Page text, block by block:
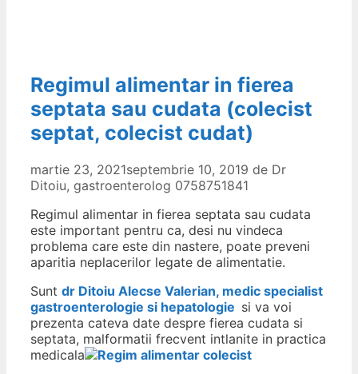
Regimul alimentar in fierea
septata sau cudata (colecist
septat, colecist cudat)
martie 23, 2021septembrie 10, 2019 de Dr
Ditoiu, gastroenterolog 0758751841
Regimul alimentar in fierea septata sau cudata
este important pentru ca, desi nu vindeca
problema care este din nastere, poate preveni
aparitia neplacerilor legate de alimentatie.
Sunt dr Ditoiu Alecse Valerian, medic specialist
gastroenterologie si hepatologie si va voi
prezenta cateva date despre fierea cudata si
septata, malformatii frecvent intlanite in practica
medicala